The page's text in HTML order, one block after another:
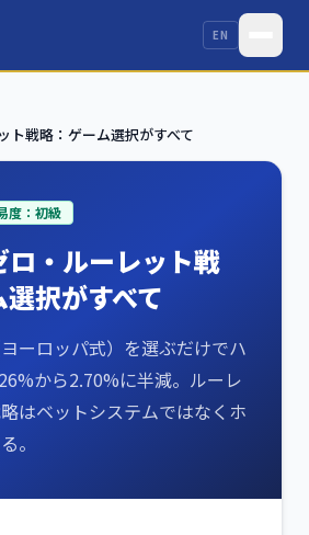
EN
ト戦略：ゲーム選択がすべて
度： 初級
ロ・ルーレット戦
択がすべて
ーロッパ式）を選ぶだけでハ
から2.70%に半減。ルーレ
はベットシステムではなくホ
。